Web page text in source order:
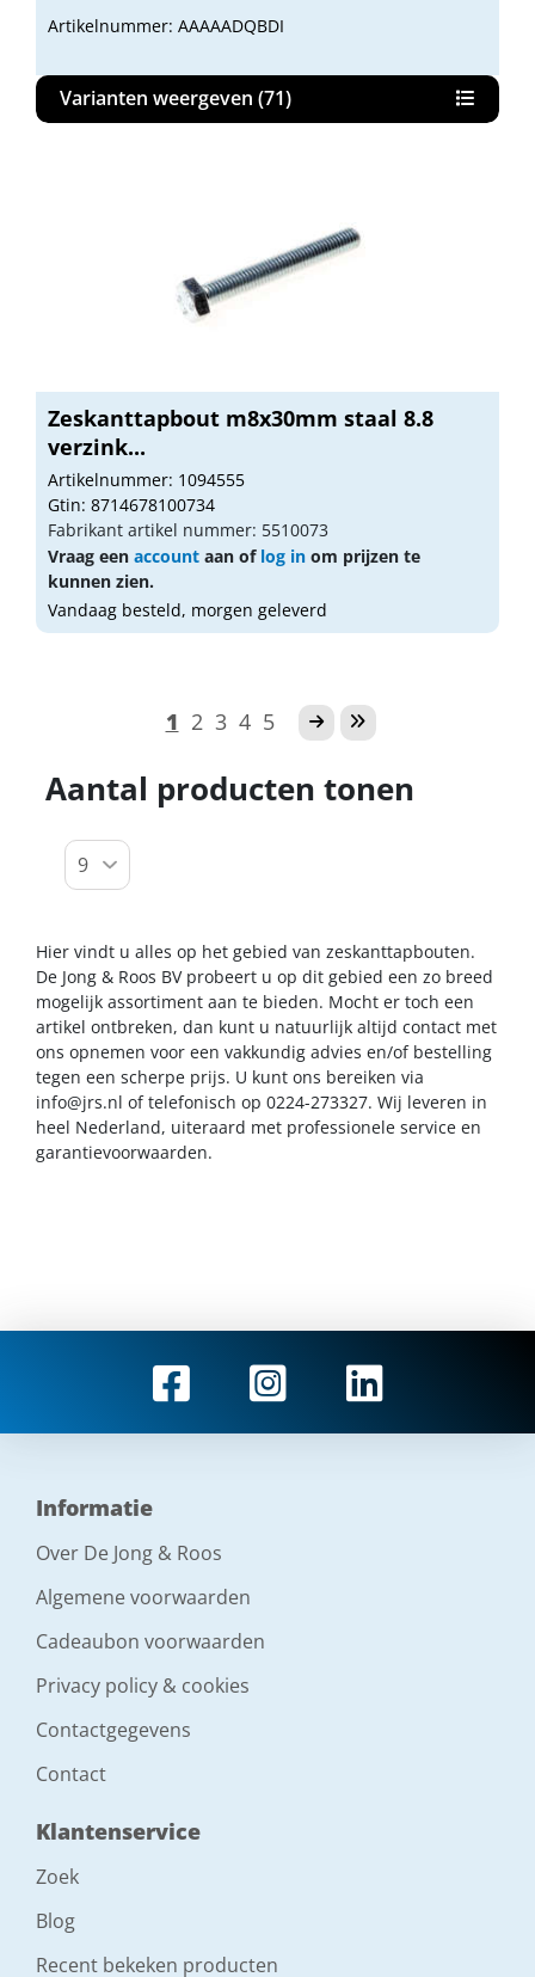
Artikelnummer: AAAAADQBDI
Varianten weergeven (71)
Zeskanttapbout m8x30mm staal 8.8
verzink...
Artikelnummer: 1094555
Gtin: 8714678100734
Fabrikant artikel nummer: 5510073
Vraag een account aan of log in om prijzen te
kunnen zien.
Vandaag besteld, morgen geleverd
1 2 3 4 5
Aantal producten tonen
Hier vindt u alles op het gebied van zeskanttapbouten.
De Jong & Roos BV probeert u op dit gebied een zo breed
mogelijk assortiment aan te bieden. Mocht er toch een
artikel ontbreken, dan kunt u natuurlijk altijd contact met
ons opnemen voor een vakkundig advies en/of bestelling
tegen een scherpe prijs. U kunt ons bereiken via
info@jrs.nl of telefonisch op 0224-273327. Wij leveren in
heel Nederland, uiteraard met professionele service en
garantievoorwaarden.
Informatie
Over De Jong & Roos
Algemene voorwaarden
Cadeaubon voorwaarden
Privacy policy & cookies
Contactgegevens
Contact
Klantenservice
Zoek
Blog
Recent bekeken producten